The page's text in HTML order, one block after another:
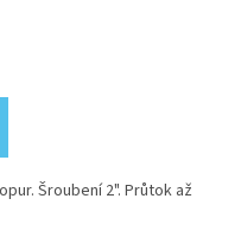
Šroubení 2". Průtok až